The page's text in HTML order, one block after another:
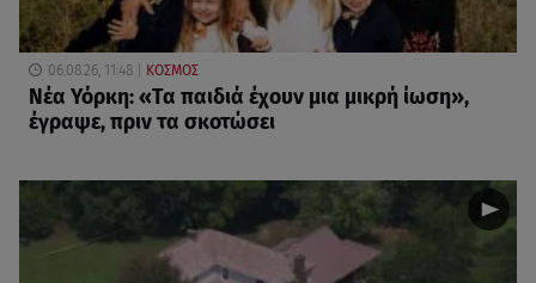
06.08.26, 11:48 ΚΟΣΜΟΣ
Νέα Υόρκη: «Τα παιδιά έχουν μια μικρή ίωση»,
έγραψε, πριν τα σκοτώσει